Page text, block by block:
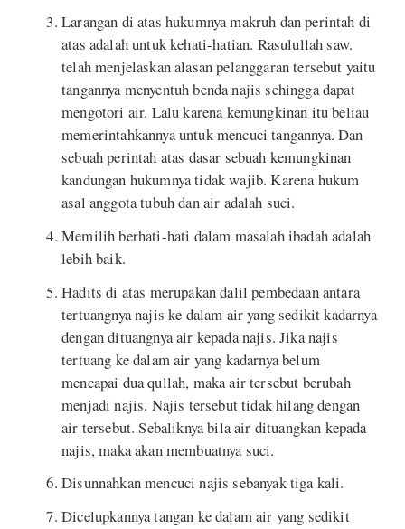
Larangan di atas hukumnya makruh dan perintah di
atas adalah untuk kehati-hatian. Rasulullah saw.
telah menjelaskan alasan pelanggaran tersebut yaitu
tangannya menyentuh benda najis sehingga dapat
mengotori air. Lalu karena kemungkinan itu beliau
memerintahkannya untuk mencuci tangannya. Dan
sebuah perintah atas dasar sebuah kemungkinan
kandungan hukumnya tidak wajib. Karena hukum
asal anggota tubuh dan air adalah suci.
Memilih berhati-hati dalam masalah ibadah adalah
lebih baik.
Hadits di atas merupakan dalil pembedaan antara
tertuangnya najis ke dalam air yang sedikit kadarnya
dengan dituangnya air kepada najis. Jika najis
tertuang ke dalam air yang kadarnya belum
mencapai dua qullah, maka air tersebut berubah
menjadi najis. Najis tersebut tidak hilang dengan
air tersebut. Sebaliknya bila air dituangkan kepada
najis, maka akan membuatnya suci.
Disunnahkan mencuci najis sebanyak tiga kali.
Dicelupkannya tangan ke dalam air yang sedikit